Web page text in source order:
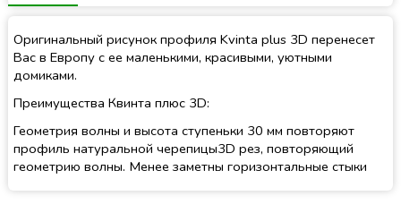
Оригинальный рисунок профиля Kvinta plus 3D перенесет
Вас в Европу с ее маленькими, красивыми, уютными
домиками.
Преимущества Квинта плюс 3D:
Геометрия волны и высота ступеньки 30 мм повторяют
профиль натуральной черепицы3D рез, повторяющий
геометрию волны. Менее заметны горизонтальные стыки